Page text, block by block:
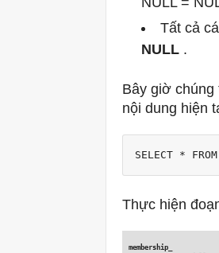
Tất cả
NULL .
Bây giờ chúng
nội dung hiện
SELECT *
Thực hiện
membership_